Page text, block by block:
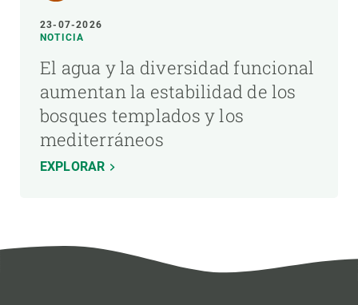
23-07-2026
NOTICIA
El agua y la diversidad funcional
aumentan la estabilidad de los
bosques templados y los
mediterráneos
EXPLORAR